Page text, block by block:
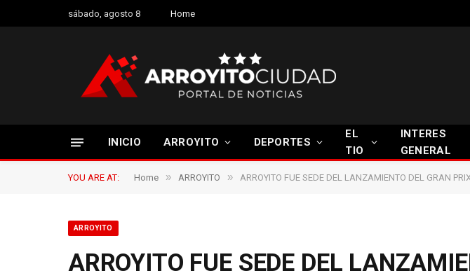
sábado, agosto 8 Home
INICIO ARROYITO DEPORTES
EL
TIO
INTERES
GENERAL
YOU ARE AT: Home » ARROYITO » ARROYITO FUE SEDE DEL LANZAMIENTO DEL GRAN
ARROYITO
ARROYITO FUE SEDE DEL